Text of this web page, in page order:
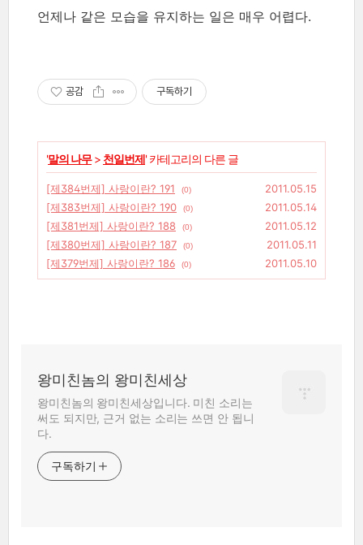
언제나 같은 모습을 유지하는 일은 매우 어렵다.
공감 구독하기
'말의 나무> 천일번제' 카테고리의 다른 글
[제384번제] 사랑이란? 191 (0)
2011.05.15
[제383번제] 사랑이란? 190
(0)
2011.05.14
[제381번제] 사랑이란? 188
(0)
2011.05.12
[제380번제] 사랑이란? 187
(0)
2011.05.11
[제379번제] 사랑이란? 186
(0) 2011.05.10
왕미친놈의 왕미친세상
왕미친놈의 왕미친세상입니다. 미친 소리는
써도 되지만, 근거 없는 소리는 쓰면 안 됩니
다.
구독하기